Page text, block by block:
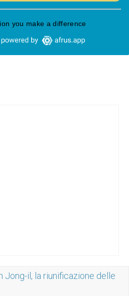
Jong-il, la riunificazione delle